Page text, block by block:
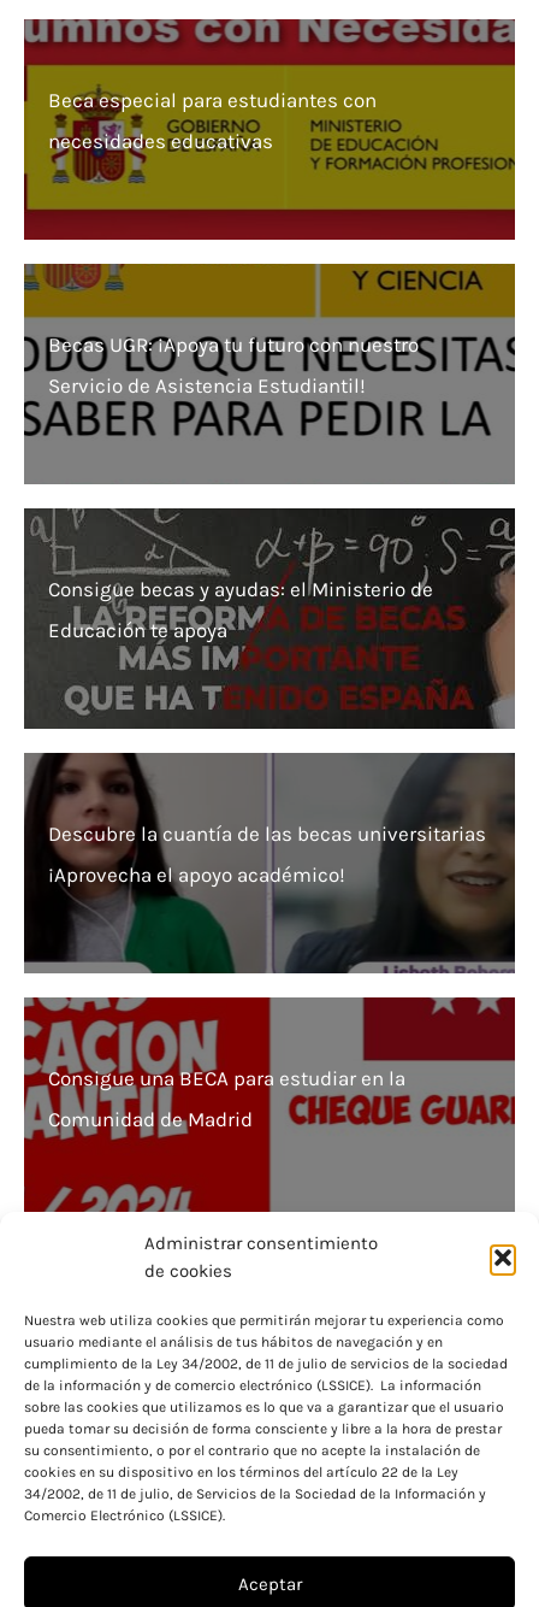
Administrar consentimiento
de cookies
Nuestra web utiliza cookies que permitirán mejorar tu experiencia como
usuario mediante el análisis de tus hábitos de navegación y en
cumplimiento de la Ley 34/2002, de 11 de julio de servicios de la sociedad
de la información y de comercio electrónico (LSSICE). La información
sobre las cookies que utilizamos es lo que va a garantizar que el usuario
pueda tomar su decisión de forma consciente y libre a la hora de prestar
su consentimiento, o por el contrario que no acepte la instalación de
cookies en su dispositivo en los términos del artículo 22 de la Ley
34/2002, de 11 de julio, de Servicios de la Sociedad de la Información y
Comercio Electrónico (LSSICE).
Aceptar
Beca especial para estudiantes con
necesidades educativas
Becas UGR: ¡Apoya tu futuro con nuestro
Servicio de Asistencia Estudiantil!
Consigue becas y ayudas: el Ministerio de
Educación te apoya
Descubre la cuantía de las becas universitarias
¡Aprovecha el apoyo académico!
Consigue una BECA para estudiar en la
Comunidad de Madrid
Consigue becas y ayudas del Ministerio de
Educación desde la comodidad de tu hogar con
la sede electrónica